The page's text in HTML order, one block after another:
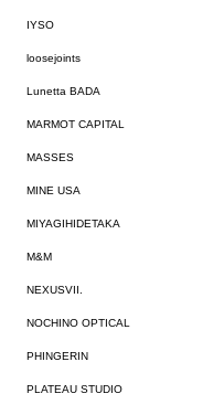
IYSO
loosejoints
Lunetta BADA
MARMOT CAPITAL
MASSES
MINE USA
MIYAGIHIDETAKA
M&M
NEXUSVII.
NOCHINO OPTICAL
PHINGERIN
PLATEAU STUDIO